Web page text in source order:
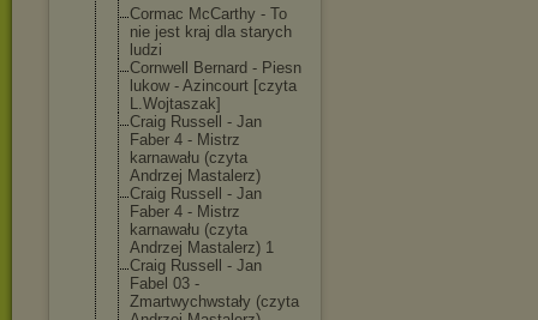
Cormac McCarthy - To
nie jest kraj dla starych
ludzi
Cornwell Bernard - Piesn
lukow - Azincourt [czyta
L.Wojtaszak]
Craig Russell - Jan
Faber 4 - Mistrz
karnawału (czyta
Andrzej Mastalerz)
Craig Russell - Jan
Faber 4 - Mistrz
karnawału (czyta
Andrzej Mastalerz) 1
Craig Russell - Jan
Fabel 03 -
Zmartwychwstały (czyta